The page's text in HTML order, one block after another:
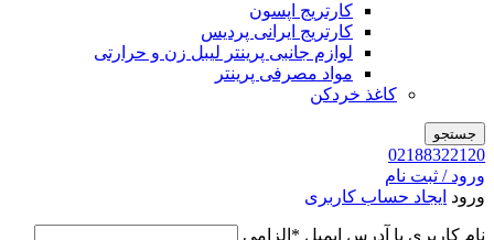
کارتریج اپسون
کارتریج ایرانی پردیس
لوازم جانبی پرینتر لیبل زن و حرارتی
مواد مصرفی پرینتر
کاغذ خردکن
جستجو
02188322120
ورود / ثبت نام
ورود ایجاد حساب کاربری
نام کاربری یا آدرس ایمیل * الزامی